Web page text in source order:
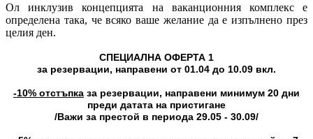
Ол инклузив концепцията на ваканционния комплекс е
определена така, че всяко ваше желание да е изпълнено през
целия ден.
СПЕЦИАЛНА ОФЕРТА 1
за резервации, направени от 01.04 до 10.09 вкл.
-10% отстъпка за резервации, направени минимум 20 дни
преди датата на пристигане
/Важи за престой в периода 29.05 - 30.09/